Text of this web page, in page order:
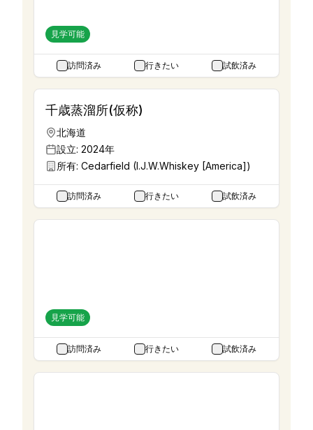
見学可能
訪問済み 行きたい 試飲済み
千歳蒸溜所(仮称)
北海道
設立: 2024年
所有: Cedarfield (I.J.W.Whiskey [America])
訪問済み 行きたい 試飲済み
見学可能
訪問済み 行きたい 試飲済み